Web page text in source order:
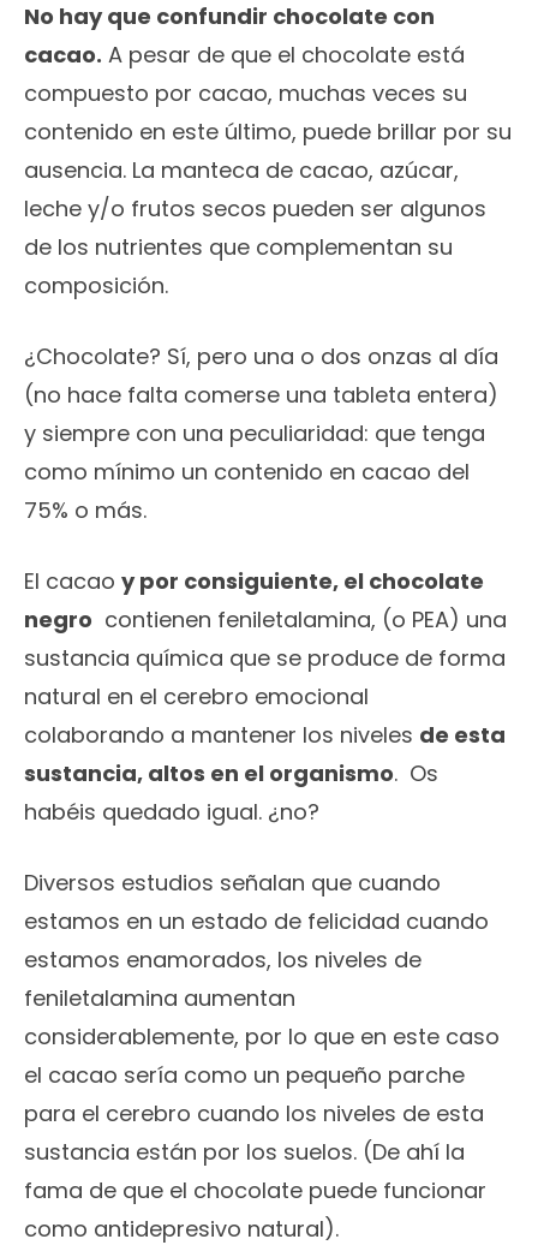
No hay que confundir chocolate con
cacao. A pesar de que el chocolate está
compuesto por cacao, muchas veces su
contenido en este último, puede brillar por su
ausencia. La manteca de cacao, azúcar,
leche y/o frutos secos pueden ser algunos
de los nutrientes que complementan su
composición.
¿Chocolate? Sí, pero una o dos onzas al día
(no hace falta comerse una tableta entera)
y siempre con una peculiaridad: que tenga
como mínimo un contenido en cacao del
75% o más.
El cacao y por consiguiente, el chocolate
negro contienen feniletalamina, (o PEA) una
sustancia química que se produce de forma
natural en el cerebro emocional
colaborando a mantener los niveles de esta
sustancia, altos en el organismo. Os
habéis quedado igual. ¿no?
Diversos estudios señalan que cuando
estamos en un estado de felicidad cuando
estamos enamorados, los niveles de
feniletalamina aumentan
considerablemente, por lo que en este caso
el cacao sería como un pequeño parche
para el cerebro cuando los niveles de esta
sustancia están por los suelos. (De ahí la
fama de que el chocolate puede funcionar
como antidepresivo natural).